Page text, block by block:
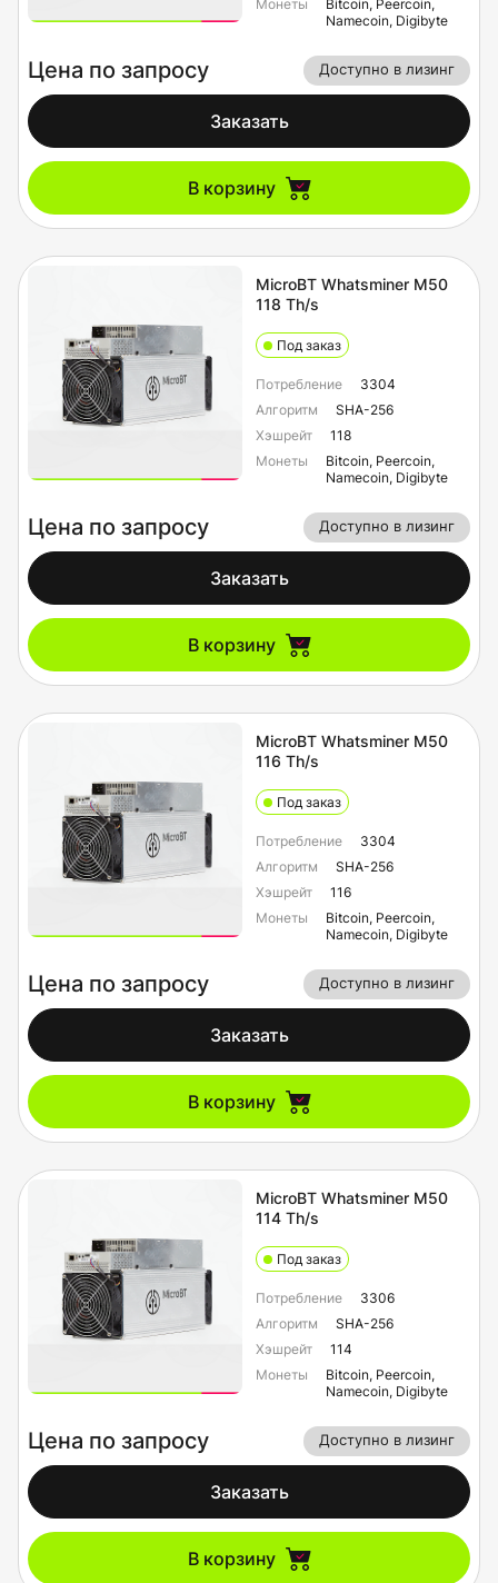
Монеты
Bitcoin, Peercoin,
Namecoin, Digibyte
Цена по запросу Доступно в лизинг
Заказать
В корзину
MicroBT Whatsminer M50
118 Th/s
Под заказ
Потребление
3304
Алгоритм
SHA-256
Хэшрейт
118
Монеты
Bitcoin, Peercoin,
Namecoin, Digibyte
Цена по запросу Доступно в лизинг
Заказать
В корзину
MicroBT Whatsminer M50
116 Th/s
Под заказ
Потребление
3304
Алгоритм
SHA-256
Хэшрейт
116
Монеты
Bitcoin, Peercoin,
Namecoin, Digibyte
Цена по запросу Доступно в лизинг
Заказать
В корзину
MicroBT Whatsminer M50
114 Th/s
Под заказ
Потребление
3306
Алгоритм
SHA-256
Хэшрейт
114
Монеты
Bitcoin, Peercoin,
Namecoin, Digibyte
Цена по запросу Доступно в лизинг
Заказать
В корзину